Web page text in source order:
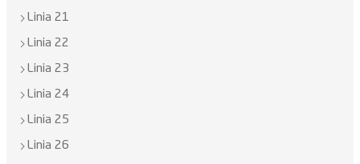
Linia 21
Linia 22
Linia 23
Linia 24
Linia 25
Linia 26